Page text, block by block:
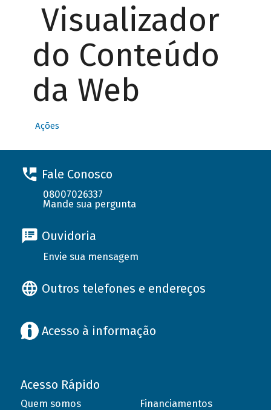
Visualizador
do Conteúdo
da Web
Ações
Fale Conosco
08007026337
Mande sua pergunta
Ouvidoria
Envie sua mensagem
Outros telefones e endereços
Acesso à informação
Acesso Rápido
Quem somos
Financiamentos